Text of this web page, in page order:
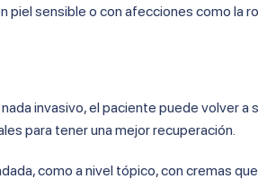
piel sensible o con afecciones como la
invasivo, el paciente puede volver a
para tener una mejor recuperación.
como a nivel tópico, con cremas